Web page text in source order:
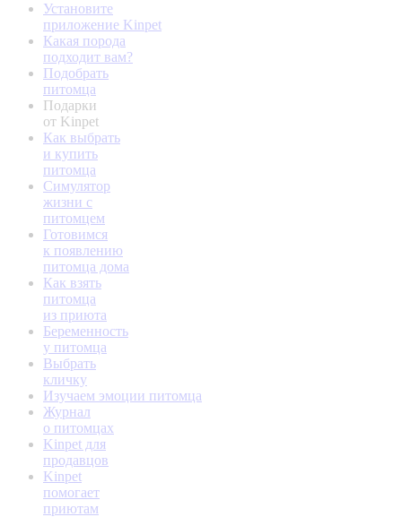
Установите
приложение Kinpet
Какая порода
подходит вам?
Подобрать
питомца
Подарки
от Kinpet
Как выбрать
и купить
питомца
Симулятор
жизни с
питомцем
Готовимся
к появлению
питомца дома
Как взять
питомца
из приюта
Беременность
у питомца
Выбрать
кличку
Изучаем эмоции питомца
Журнал
о питомцах
Kinpet для
продавцов
Kinpet
помогает
приютам